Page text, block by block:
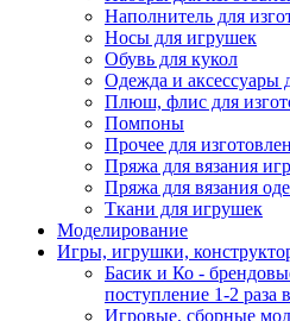
Наполнитель для
Носы для игрушек
Обувь для кукол
Одежда и аксессуары
Плюш, флис для
Помпоны
Прочее для
Пряжа для вязания
Пряжа для вязания
Ткани для игрушек
Моделирование
Игры, игрушки,
Басик и Ко -
поступление 1-2 раза
Игровые, сборные